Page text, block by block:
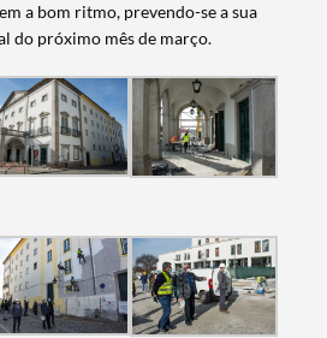
a bom ritmo, prevendo-se a sua
do próximo mês de março.